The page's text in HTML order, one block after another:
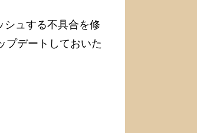
ュする不具合を修
プデートしておいた